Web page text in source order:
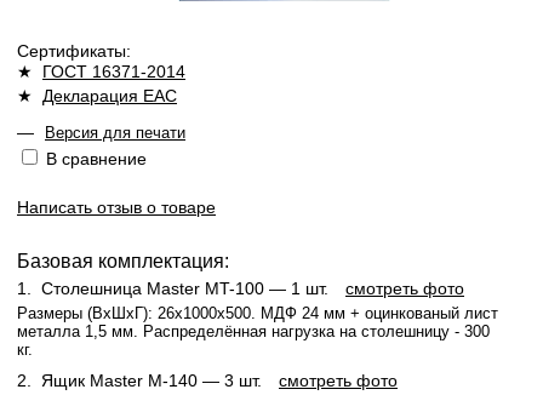
Сертификаты:
★ ГОСТ 16371-2014
★ Декларация ЕАС
—
Версия для печати
В сравнение
Написать отзыв о товаре
Базовая комплектация:
1. Столешница Master МT-100 — 1 шт. смотреть фото
Размеры (ВхШхГ): 26x1000x500. МДФ 24 мм + оцинкованый лист
металла 1,5 мм. Распределённая нагрузка на столешницу - 300
кг.
2. Ящик Master M-140 — 3 шт. смотреть фото